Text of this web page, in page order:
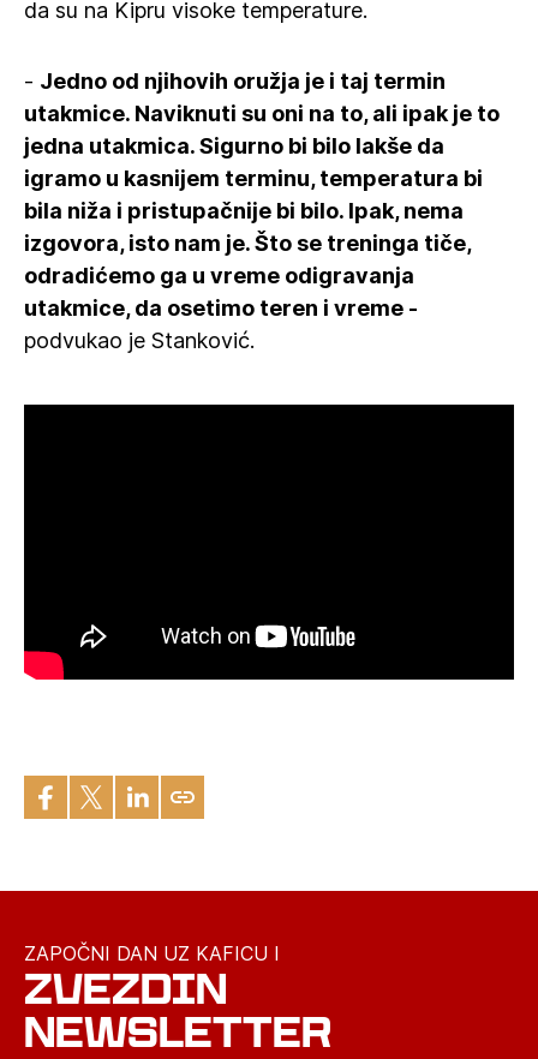
da su na Kipru visoke temperature.
- Jedno od njihovih oružja je i taj termin
utakmice. Naviknuti su oni na to, ali ipak je to
jedna utakmica. Sigurno bi bilo lakše da
igramo u kasnijem terminu, temperatura bi
bila niža i pristupačnije bi bilo. Ipak, nema
izgovora, isto nam je. Što se treninga tiče,
odradićemo ga u vreme odigravanja
utakmice, da osetimo teren i vreme -
podvukao je Stanković.
ZAPOČNI DAN UZ KAFICU I
ZVEZDIN
NEWSLETTER